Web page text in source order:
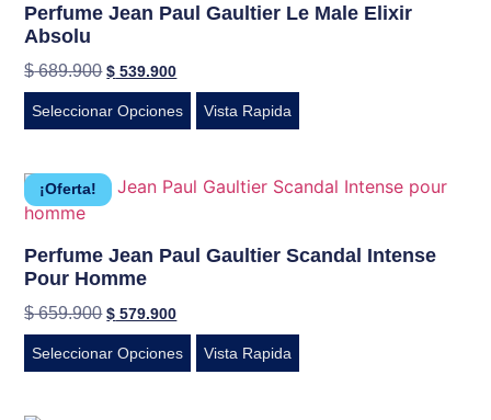
Perfume Jean Paul Gaultier Le Male Elixir
Absolu
$689.900 $ 539.900
Seleccionar Opciones Vista Rapida
¡Oferta!
Perfume Jean Paul Gaultier Scandal Intense
Pour Homme
$659.900 $ 579.900
Seleccionar Opciones Vista Rapida